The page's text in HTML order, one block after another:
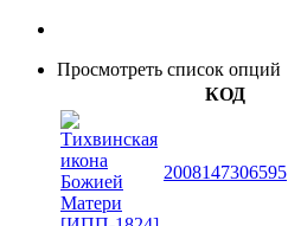
Просмотреть список опций
КОД
2008147306595